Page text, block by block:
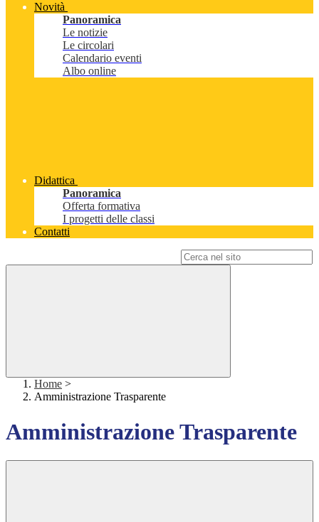
Novità
Panoramica
Le notizie
Le circolari
Calendario eventi
Albo online
Didattica
Panoramica
Offerta formativa
I progetti delle classi
Contatti
Home >
Amministrazione Trasparente
Amministrazione Trasparente